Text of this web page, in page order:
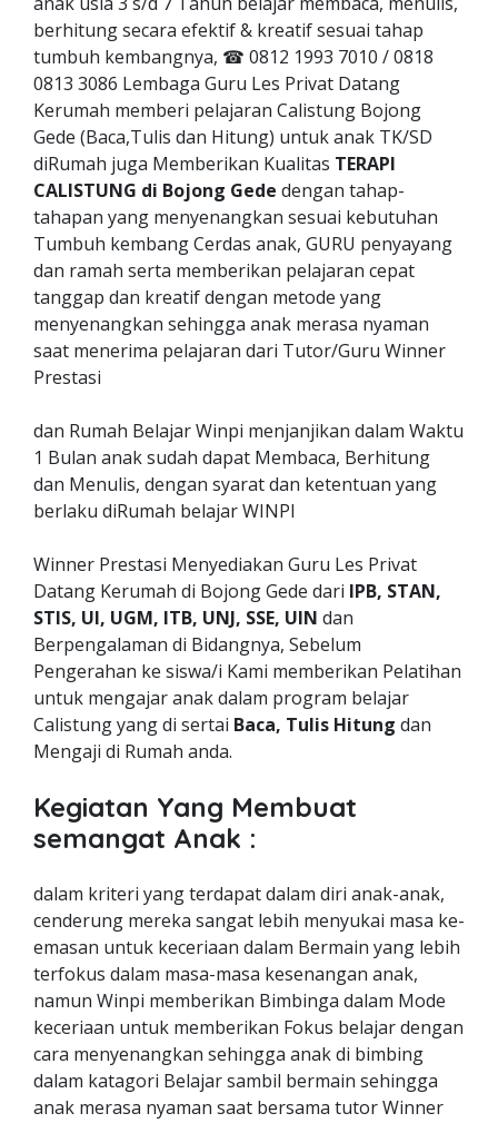
berhitung secara efektif & kreatif sesuai tahap
tumbuh kembangnya, ☎ 0812 1993 7010 / 0818
0813 3086 Lembaga Guru Les Privat Datang
Kerumah memberi pelajaran Calistung Bojong
Gede (Baca,Tulis dan Hitung) untuk anak TK/SD
diRumah juga Memberikan Kualitas TERAPI
CALISTUNG di Bojong Gede dengan tahap-
tahapan yang menyenangkan sesuai kebutuhan
Tumbuh kembang Cerdas anak, GURU penyayang
dan ramah serta memberikan pelajaran cepat
tanggap dan kreatif dengan metode yang
menyenangkan sehingga anak merasa nyaman
saat menerima pelajaran dari Tutor/Guru Winner
Prestasi
dan Rumah Belajar Winpi menjanjikan dalam Waktu
1 Bulan anak sudah dapat Membaca, Berhitung
dan Menulis, dengan syarat dan ketentuan yang
berlaku diRumah belajar WINPI
Winner Prestasi Menyediakan Guru Les Privat
Datang Kerumah di Bojong Gede dari IPB, STAN,
STIS, UI, UGM, ITB, UNJ, SSE, UIN dan
Berpengalaman di Bidangnya, Sebelum
Pengerahan ke siswa/i Kami memberikan Pelatihan
untuk mengajar anak dalam program belajar
Calistung yang di sertai Baca, Tulis Hitung dan
Mengaji di Rumah anda.
Kegiatan Yang Membuat
semangat Anak :
dalam kriteri yang terdapat dalam diri anak-anak,
cenderung mereka sangat lebih menyukai masa ke-
emasan untuk keceriaan dalam Bermain yang lebih
terfokus dalam masa-masa kesenangan anak,
namun Winpi memberikan Bimbinga dalam Mode
keceriaan untuk memberikan Fokus belajar dengan
cara menyenangkan sehingga anak di bimbing
dalam katagori Belajar sambil bermain sehingga
anak merasa nyaman saat bersama tutor Winner